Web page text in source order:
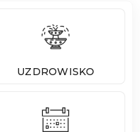
UZDROWISKO